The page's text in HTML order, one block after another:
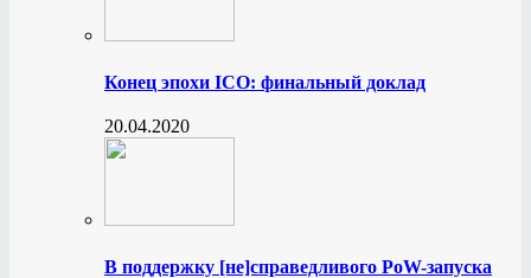
Конец эпохи ICO: финальный доклад
20.04.2020
В поддержку [не]справедливого PoW-запуска